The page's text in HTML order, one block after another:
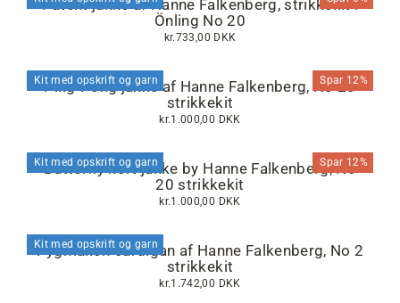
Patent jakke af Hanne Falkenberg, strikkekit i
Önling No 20
kr.733,00 DKK
Kit med opskrift og garn Spar 12%
Ping-Pong jakke af Hanne Falkenberg, No 20
strikkekit
kr.1.000,00 DKK
Kit med opskrift og garn Spar 12%
Butterfly kort jakke by Hanne Falkenberg, No
20 strikkekit
kr.1.000,00 DKK
Kit med opskrift og garn
Pygmalion cardigan af Hanne Falkenberg, No 2
strikkekit
kr.1.742,00 DKK